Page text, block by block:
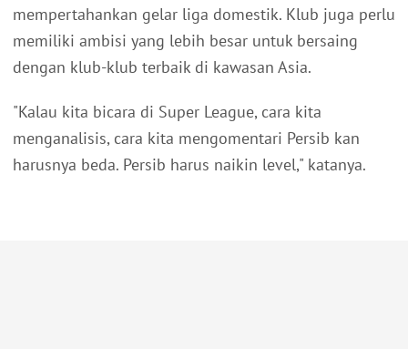
mempertahankan gelar liga domestik. Klub juga perlu
memiliki ambisi yang lebih besar untuk bersaing
dengan klub-klub terbaik di kawasan Asia.
"Kalau kita bicara di Super League, cara kita
menganalisis, cara kita mengomentari Persib kan
harusnya beda. Persib harus naikin level," katanya.